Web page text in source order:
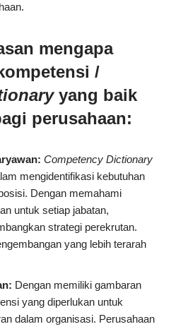
mengapa
/
yang baik
perusahaan:
Competency Dictionary
mengidentifikasi kebutuhan
Dengan memahami
untuk setiap jabatan,
strategi perekrutan.
yang lebih terarah
Dengan memiliki gambaran
yang diperlukan untuk
dalam organisasi. Perusahaan